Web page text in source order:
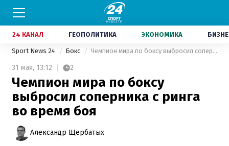
24 КАНАЛ ГЕОПОЛИТИКА ЭКОНОМИКА
Sport News 24 Бокс Чемпион мира по боксу выбросил соперника с ринга во время боя
31 мая, 13:12 2
Чемпион мира по боксу
выбросил соперника с ринга
во время боя
Александр Щербатых